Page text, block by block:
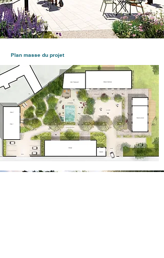
Plan masse du projet